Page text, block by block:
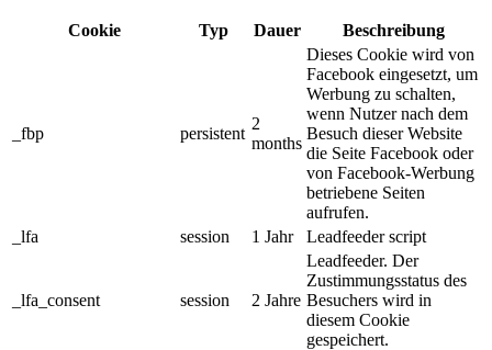
Cookie Typ Dauer Beschreibung
_fbp persistent
2
months
Dieses Cookie wird von
Facebook eingesetzt, um
Werbung zu schalten,
wenn Nutzer nach dem
Besuch dieser Website
die Seite Facebook oder
von Facebook-Werbung
betriebene Seiten
aufrufen.
_lfa
session 1 Jahr Leadfeeder script
_lfa_consent session 2 Jahre
Leadfeeder. Der
Zustimmungsstatus des
Besuchers wird in
diesem Cookie
gespeichert.